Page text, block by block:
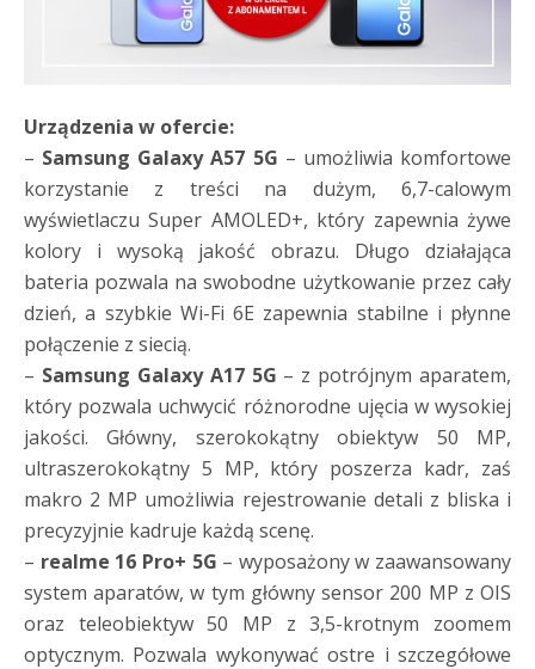
Urządzenia w ofercie:
– Samsung Galaxy A57 5G – umożliwia komfortowe
korzystanie z treści na dużym, 6,7-calowym
wyświetlaczu Super AMOLED+, który zapewnia żywe
kolory i wysoką jakość obrazu. Długo działająca
bateria pozwala na swobodne użytkowanie przez cały
dzień, a szybkie Wi-Fi 6E zapewnia stabilne i płynne
połączenie z siecią.
– Samsung Galaxy A17 5G – z potrójnym aparatem,
który pozwala uchwycić różnorodne ujęcia w wysokiej
jakości. Główny, szerokokątny obiektyw 50 MP,
ultraszerokokątny 5 MP, który poszerza kadr, zaś
makro 2 MP umożliwia rejestrowanie detali z bliska i
precyzyjnie kadruje każdą scenę.
– realme 16 Pro+ 5G – wyposażony w zaawansowany
system aparatów, w tym główny sensor 200 MP z OIS
oraz teleobiektyw 50 MP z 3,5-krotnym zoomem
optycznym. Pozwala wykonywać ostre i szczegółowe